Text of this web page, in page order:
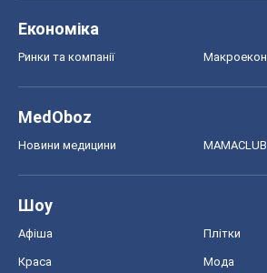
Економіка
Ринки та компанії
MedOboz
Новини медицини MAMACLUB
Шоу
Афіша Плітки
Краса Мода